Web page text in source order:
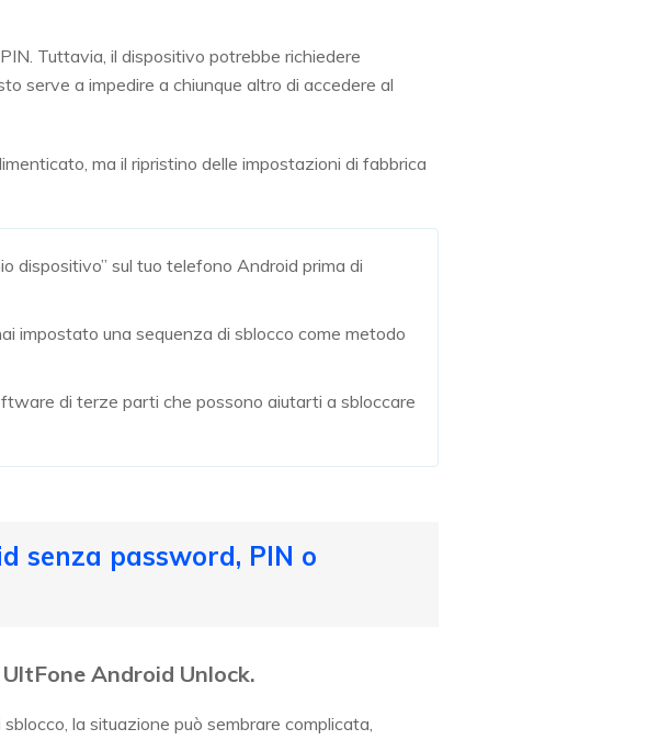
Tuttavia, il dispositivo potrebbe richiedere
serve a impedire a chiunque altro di accedere al
ma il ripristino delle impostazioni di fabbrica
dispositivo” sul tuo telefono Android prima di
impostato una sequenza di sblocco come metodo
di terze parti che possono aiutarti a sbloccare
senza password, PIN o
Android Unlock.
la situazione può sembrare complicata,